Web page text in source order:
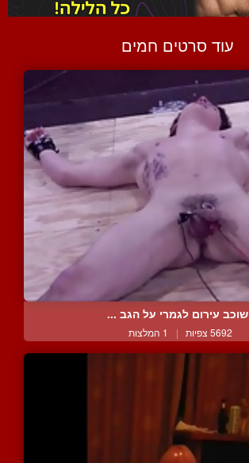
עוד סרטים חמים
שוכב עירום לגמרי על הגב ...
5692 צפיות | 1 המלצות